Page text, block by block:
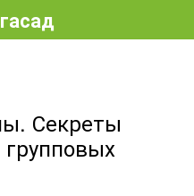
Секреты